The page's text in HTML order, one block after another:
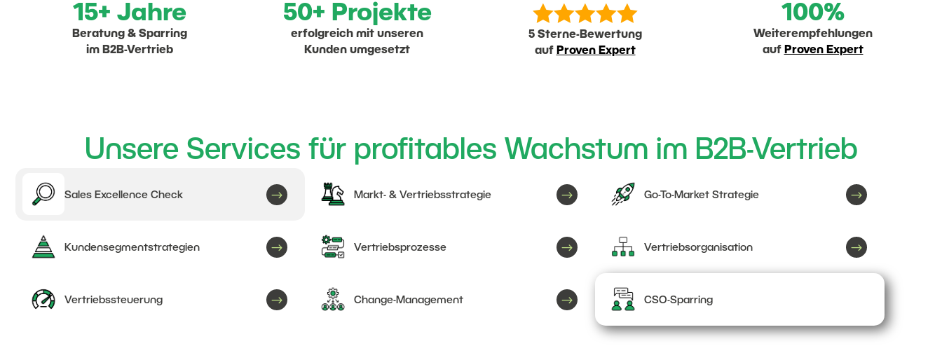
15+ Jahre
Beratung & Sparring
im B2B-Vertrieb
50+ Projekte
erfolgreich mit unseren
Kunden umgesetzt

5 Sterne-Bewertung
auf Proven Expert
100%
Weiterempfehlungen
auf Proven Expert
Unsere Services für profitables Wachstum im B2B-Vertrieb
Sales Excellence Check $ Markt- & Vertriebsstrategie $ Go-To-Market Strategie $
Kundensegmentstrategien $ Vertriebsprozesse $ Vertriebsorganisation $
Vertriebssteuerung $ Change-Management $ CSO-Sparring